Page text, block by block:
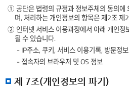
① 공단은 법령의 규정과 정보주체의 동의에
며, 처리하는 개인정보의 항목은 제2조 제
② 인터넷 서비스 이용과정에서 아래 개인정
될 수 있습니다.
- IP주소, 쿠키, 서비스 이용기록, 방문정보
- 접속자의 브라우저 및 OS 정보
제 7조(개인정보의 파기)